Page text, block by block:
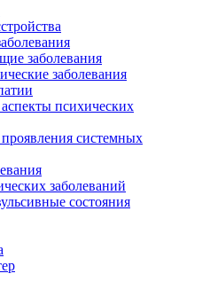
заболевания
заболевания
психических
системных
заболеваний
состояния